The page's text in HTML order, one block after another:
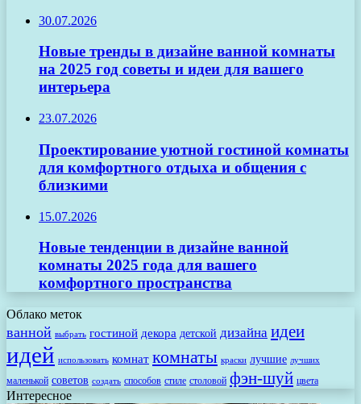
30.07.2026
Новые тренды в дизайне ванной комнаты
на 2025 год советы и идеи для вашего
интерьера
23.07.2026
Проектирование уютной гостиной комнаты
для комфортного отдыха и общения с
близкими
15.07.2026
Новые тенденции в дизайне ванной
комнаты 2025 года для вашего
комфортного пространства
Облако меток
ванной выбрать гостиной декора детской дизайна идеи
идей использовать комнат комнаты краски лучшие лучших
маленькой советов создать способов стиле столовой фэн-шуй цвета
Интересное